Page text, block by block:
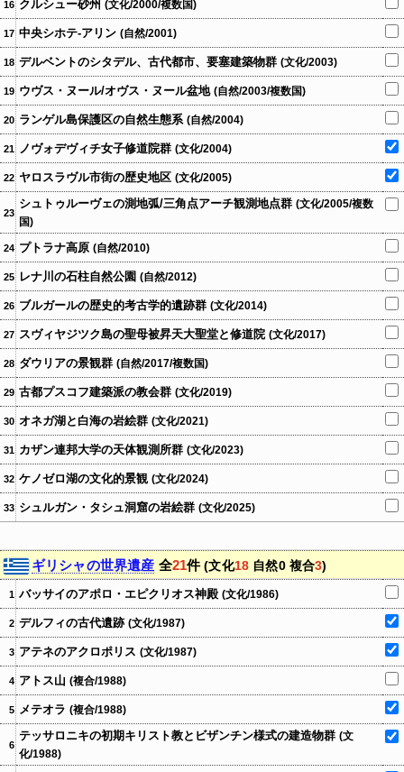
16 クルシュー砂州 (文化/2000/複数国)
17 中央シホテ-アリン (自然/2001)
18 デルベントのシタデル、古代都市、要塞建築物群 (文化/2003)
19 ウヴス・ヌール/オヴス・ヌール盆地 (自然/2003/複数国)
20 ランゲル島保護区の自然生態系 (自然/2004)
21 ノヴォデヴィチ女子修道院群 (文化/2004)
22 ヤロスラヴル市街の歴史地区 (文化/2005)
23
シュトゥルーヴェの測地弧/三角点アーチ観測地点群 (文化/2005/複数
国)
24 プトラナ高原 (自然/2010)
25 レナ川の石柱自然公園 (自然/2012)
26 ブルガールの歴史的考古学的遺跡群 (文化/2014)
27 スヴィヤジツク島の聖母被昇天大聖堂と修道院 (文化/2017)
28 ダウリアの景観群 (自然/2017/複数国)
29 古都プスコフ建築派の教会群 (文化/2019)
30 オネガ湖と白海の岩絵群 (文化/2021)
31 カザン連邦大学の天体観測所群 (文化/2023)
32 ケノゼロ湖の文化的景観 (文化/2024)
33 シュルガン・タシュ洞窟の岩絵群 (文化/2025)
ギリシャの世界遺産 全21件(文化18 自然0 複合3)
1 バッサイのアポロ・エピクリオス神殿 (文化/1986)
2 デルフィの古代遺跡 (文化/1987)
3 アテネのアクロポリス (文化/1987)
4 アトス山 (複合/1988)
5 メテオラ (複合/1988)
6
テッサロニキの初期キリスト教とビザンチン様式の建造物群 (文
化/1988)